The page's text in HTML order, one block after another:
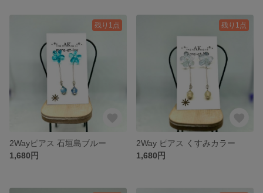
残り1点
2Wayピアス 石垣島ブルー
1,680円
残り1点
2Way ピアス くすみカラー
1,680円